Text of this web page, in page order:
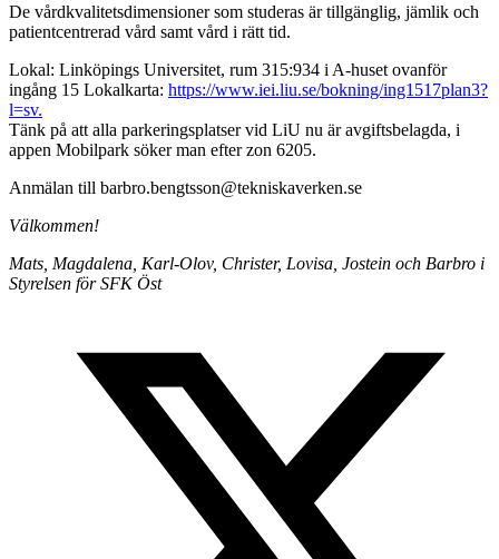
De vårdkvalitetsdimensioner som studeras är tillgänglig, jämlik och
patientcentrerad vård samt vård i rätt tid.
Lokal: Linköpings Universitet, rum 315:934 i A-huset ovanför
ingång 15 Lokalkarta: https://www.iei.liu.se/bokning/ing1517plan3?
l=sv.
Tänk på att alla parkeringsplatser vid LiU nu är avgiftsbelagda, i
appen Mobilpark söker man efter zon 6205.
Anmälan till barbro.bengtsson@tekniskaverken.se
Välkommen!
Mats, Magdalena, Karl-Olov, Christer, Lovisa, Jostein och Barbro i
Styrelsen för SFK Öst